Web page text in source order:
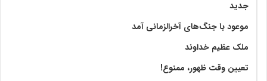
جدید
موعود با جنگ‌های آخرالزمانی آمد
ملک عظیم خداوند
تعیین وقت ظهور، ممنوع!